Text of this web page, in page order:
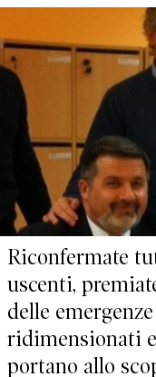
Riconfermate
uscenti,
delle
ridimensionati
portano allo